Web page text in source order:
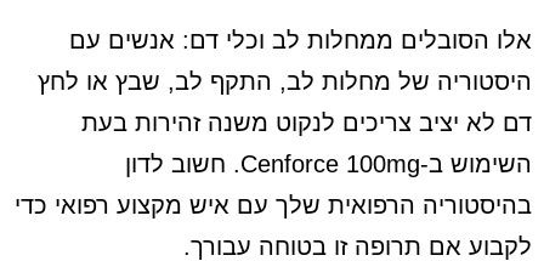
אלו הסובלים ממחלות לב וכלי דם: אנשים עם
היסטוריה של מחלות לב, התקף לב, שבץ או לחץ
דם לא יציב צריכים לנקוט משנה זהירות בעת
השימוש ב-Cenforce 100mg. חשוב לדון
בהיסטוריה הרפואית שלך עם איש מקצוע רפואי כדי
לקבוע אם תרופה זו בטוחה עבורך.